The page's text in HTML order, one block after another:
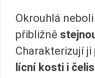
Okrouhlá
přibližně
Charakterizují ji
lícní kosti i